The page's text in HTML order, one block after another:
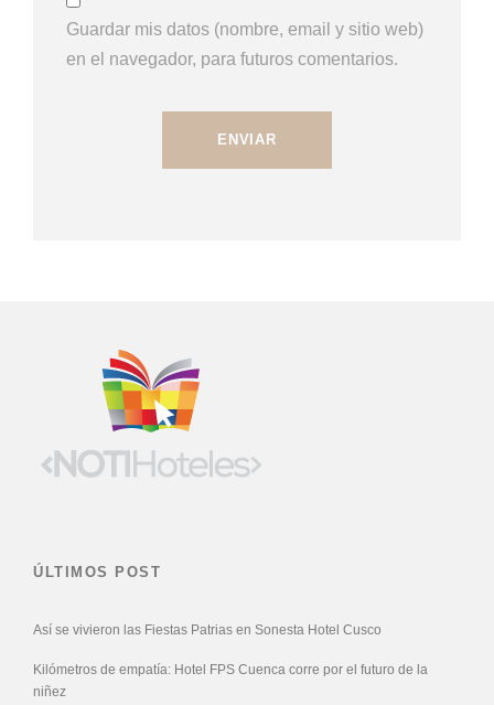
Guardar mis datos (nombre, email y sitio web)
en el navegador, para futuros comentarios.
ÚLTIMOS POST
Así se vivieron las Fiestas Patrias en Sonesta Hotel Cusco
Kilómetros de empatía: Hotel FPS Cuenca corre por el futuro de la
niñez